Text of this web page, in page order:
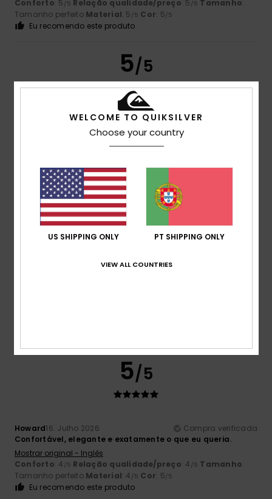
Conforto: 5 /5 Relação qualidade/preço: 5 /5 Tamanho:
Tamanho perfeito Material: 5 /5 Cor: 5/5
Eu recomendo este produto
5/5
16. Julho 2026
Compra verificada
Mostrar original - Francês
Tamanho perfeitoMaterial: 5 Cor: 5/5
Eu recomendo este produto
5 /5
5/5
Howard16. Julho 2026
Compra verificada
Confortável, elegante e exatamente o que eu queria.
Mostrar original - Inglês
Conforto: 4 /5 Relação qualidade/preço: 4 /5 Tamanho:
Tamanho perfeito Material: 4 /5 Cor: 5/5
Eu recomendo este produto
WELCOME TO QUIKSILVER
Choose your country
US SHIPPING ONLY PT SHIPPING ONLY
VIEW ALL COUNTRIES